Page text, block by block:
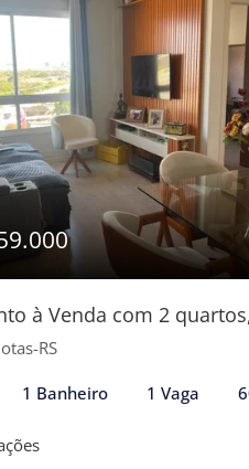
à Venda com 2
RS
1 Banheiro 1 Vaga